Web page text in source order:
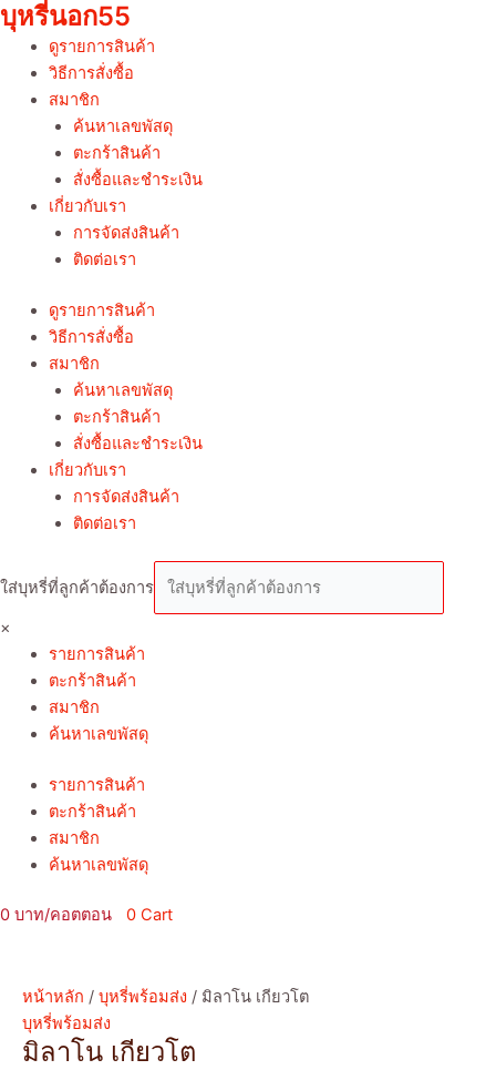
Skip
to
content
บุหรี่นอก55
ดูรายการสินค้า
วิธีการสั่งซื้อ
สมาชิก
ค้นหาเลขพัสดุ
ตะกร้าสินค้า
สั่งซื้อและชำระเงิน
เกี่ยวกับเรา
การจัดส่งสินค้า
ติดต่อเรา
ดูรายการสินค้า
วิธีการสั่งซื้อ
สมาชิก
ค้นหาเลขพัสดุ
ตะกร้าสินค้า
สั่งซื้อและชำระเงิน
เกี่ยวกับเรา
การจัดส่งสินค้า
ติดต่อเรา
ใส่บุหรี่ที่ลูกค้าต้องการ
×
รายการสินค้า
ตะกร้าสินค้า
สมาชิก
ค้นหาเลขพัสดุ
รายการสินค้า
ตะกร้าสินค้า
สมาชิก
ค้นหาเลขพัสดุ
0 0 Cart
หน้าหลัก / บุหรี่พร้อมส่ง / มิลาโน เกียวโต
บุหรี่พร้อมส่ง
มิลาโน เกียวโต